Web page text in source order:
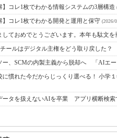
】コレ1枚でわかる情報システムの3層構造
】コレ1枚でわかる開発と運用と保守 (2026/
しておめでとうございます。本年も駄文
チールはデジタル主権をどう取り戻した
ー、SCMの内製主義から脱却へ 「AIエ
に慣れた今だからじっくり選べる！ 小学
ータを扱えないAIを卒業 アプリ横断検索